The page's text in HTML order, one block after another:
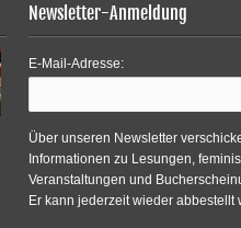
Newsletter-Anmeldung
E-Mail-Adresse:
Über unseren Newsletter
Informationen zu Lesungen,
Veranstaltungen und
Er kann jederzeit wieder abbestellt